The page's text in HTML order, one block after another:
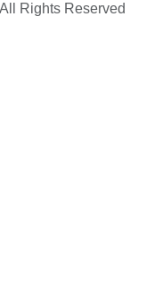
Rights Reserved